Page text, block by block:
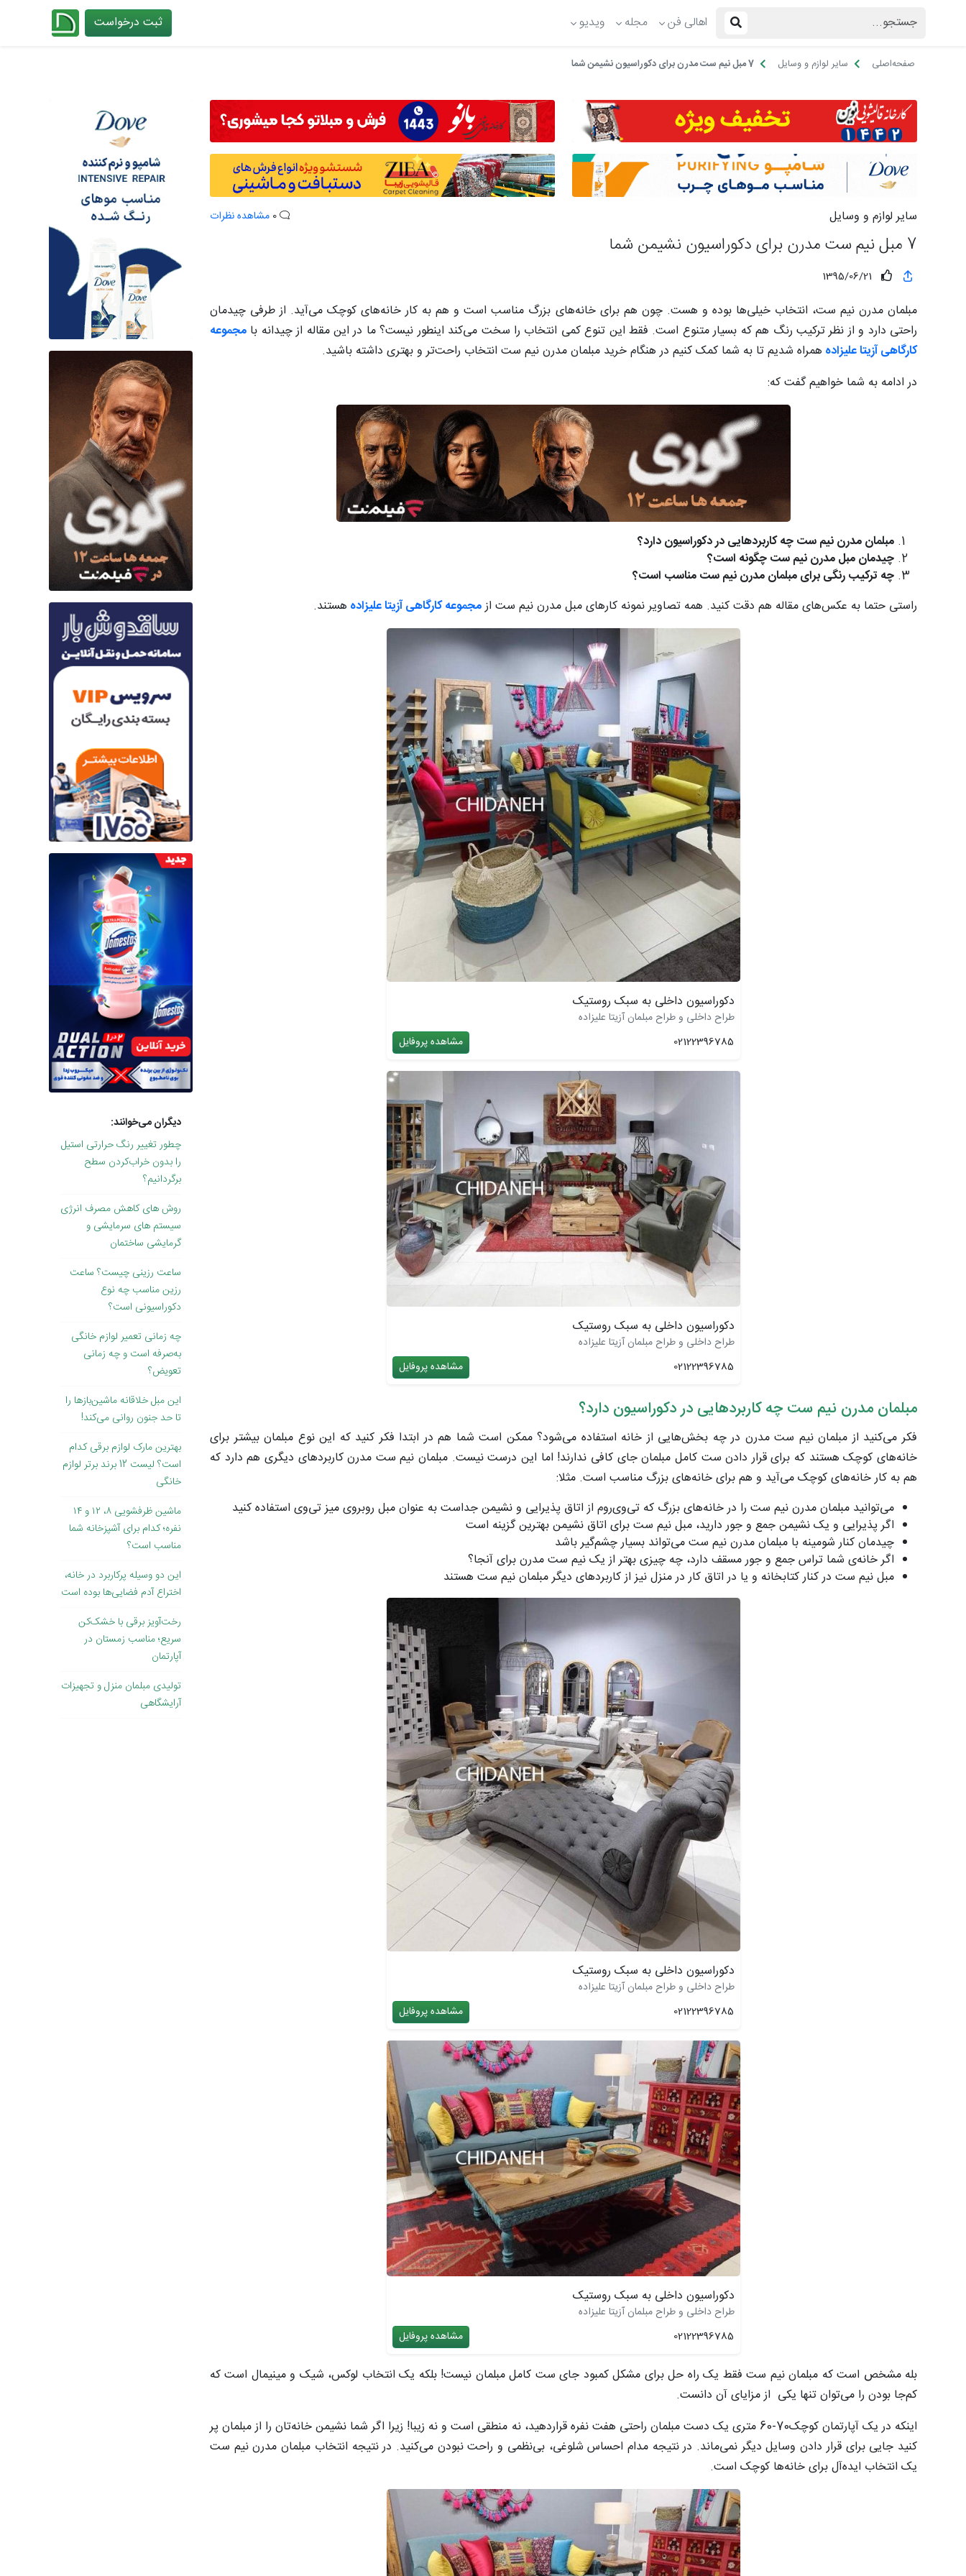
اهالی فن مجله ویدیو ثبت درخواست
صفحه‌اصلی سایر لوازم و وسایل 7 مبل نیم ست مدرن برای دکوراسیون نشیمن شما
سایر لوازم و وسایل مشاهده نظرات
7 مبل نیم ست مدرن برای دکوراسیون نشیمن شما
1395/06/21
مبلمان مدرن نیم ست، انتخاب خیلی‌ها بوده و هست. چون هم برای خانه‌های بزرگ مناسب است و هم به کار خانه‌های کوچک می‌آید. از طرفی چیدمان
راحتی دارد و از نظر ترکیب رنگ هم که بسیار متنوع است. فقط این تنوع کمی انتخاب را سخت می‌کند اینطور نیست؟ ما در این مقاله از چیدانه با مجموعه
کارگاهی آزیتا علیزاده همراه شدیم تا به شما کمک کنیم در هنگام خرید مبلمان مدرن نیم ست انتخاب راحت‌تر و بهتری داشته باشید.
در ادامه به شما خواهیم گفت که:
مبلمان مدرن نیم ست چه کاربردهایی در دکوراسیون دارد؟
چیدمان مبل مدرن نیم ست چگونه است؟
چه ترکیب رنگی برای مبلمان مدرن نیم ست مناسب است؟
راستی حتما به عکس‌های مقاله هم دقت کنید. همه تصاویر نمونه کارهای مبل مدرن نیم ست ازمجموعه کارگاهی آزیتا علیزاده هستند.
دکوراسیون داخلی به سبک روستیک
طراح داخلی و طراح مبلمان آزیتا علیزاده
02122396785
مشاهده پروفایل
دکوراسیون داخلی به سبک روستیک
طراح داخلی و طراح مبلمان آزیتا علیزاده
02122396785
مشاهده پروفایل
مبلمان مدرن نیم ست چه کاربردهایی در دکوراسیون دارد؟
فکر می‌کنید از مبلمان نیم ست مدرن در چه بخش‌هایی از خانه استفاده می‌شود؟ ممکن است شما هم در ابتدا فکر کنید که این نوع مبلمان بیشتر برای
خانه‌های کوچک‌ هستند که برای قرار دادن ست کامل مبلمان جای کافی ندارند! اما این درست نیست. مبلمان نیم ست مدرن کاربردهای دیگری هم دارد که
هم به کار خانه‌های کوچک می‌آید و هم برای خانه‌های بزرگ مناسب است. مثلا:
می‌توانید مبلمان مدرن نیم ست را در خانه‌های بزرگ که تی‌وی‌روم از اتاق پذیرایی و نشیمن جداست به عنوان مبل روبروی میز تی‌وی استفاده کنید
اگر پذیرایی و یک نشیمن جمع‌ و جور دارید، مبل نیم ست برای اتاق نشیمن بهترین گزینه است
چیدمان کنار شومینه با مبلمان مدرن نیم ست می‌تواند بسیار چشم‌گیر باشد
اگر خانه‌ی شما تراس جمع و جور مسقف دارد، چه چیزی بهتر از یک نیم ست مدرن برای آنجا؟
مبل نیم ست در کنار کتابخانه و یا در اتاق کار در منزل نیز از کاربردهای دیگر مبلمان نیم ست هستند
دکوراسیون داخلی به سبک روستیک
طراح داخلی و طراح مبلمان آزیتا علیزاده
02122396785
مشاهده پروفایل
دکوراسیون داخلی به سبک روستیک
طراح داخلی و طراح مبلمان آزیتا علیزاده
02122396785
مشاهده پروفایل
بله مشخص است که مبلمان نیم ست فقط یک راه حل برای مشکل کمبود جای ست کامل مبلمان نیست! بلکه یک انتخاب لوکس، شیک و مینیمال است که
کم‌جا بودن را می‌توان تنها یکی از مزایای آن دانست.
اینکه در یک آپارتمان کوچک70-60 متری یک دست مبلمان راحتی هفت نفره قراردهید، نه منطقی است و نه زیبا! زیرا اگر شما نشیمن خانه‌تان را از مبلمان پر
کنید جایی برای قرار دادن وسایل دیگر نمی‌ماند. در نتیجه مدام احساس شلوغی، بی‌نظمی و راحت نبودن می‌کنید. در نتیجه انتخاب مبلمان مدرن نیم ست
یک انتخاب ایده‌آل برای خانه‌ها کوچک است.
دیگران می‌خوانند:
چطور تغییر رنگ حرارتی استیل
را بدون خراب‌کردن سطح
برگردانیم؟
روش های کاهش مصرف انرژی
سیستم های سرمایشی و
گرمایشی ساختمان
ساعت رزینی چیست؟ ساعت
رزین مناسب چه نوع
دکوراسیونی است؟
چه زمانی تعمیر لوازم خانگی
به‌صرفه است و چه زمانی
تعویض؟
این مبل خلاقانه ماشین‌بازها را
تا حد جنون روانی می‌کند!
بهترین مارک لوازم برقی کدام
است؟ لیست 12 برند برتر لوازم
خانگی
ماشین ظرفشویی ۸، ۱۲ و ۱۴
نفره؛ کدام برای آشپزخانه شما
مناسب است؟
این دو وسیله پرکاربرد در خانه،
اختراع آدم فضایی‌ها بوده است
رخت‌آویز برقی با خشک‌کن
سریع؛ مناسب زمستان در
آپارتمان
تولیدی مبلمان منزل و تجهیزات
آرایشگاهی